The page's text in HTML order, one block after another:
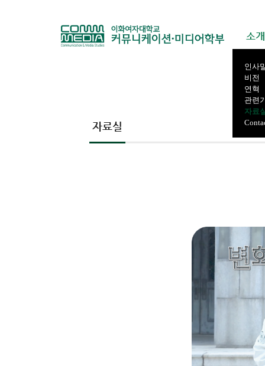
소개
인사
비전
연혁
관련
자료
자료실